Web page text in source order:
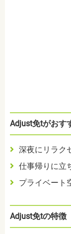
Adjust免tがおす
深夜にリラク
仕事帰りに立
プライベート
Adjust免tの特徴